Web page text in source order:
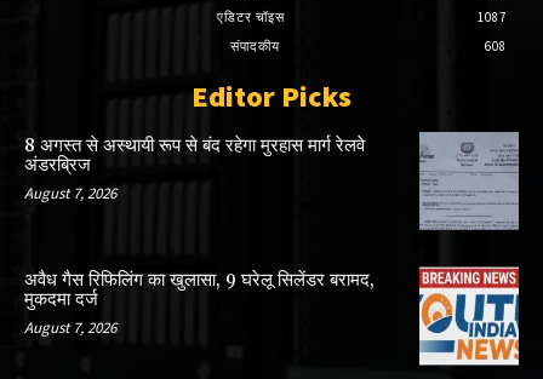
एडिटर चॉइस
1087
संपादकीय
608
Editor Picks
8 अगस्त से अस्थायी रूप से बंद रहेगा मुरहास मार्ग रेलवे
अंडरब्रिज
August 7, 2026
अवैध गैस रिफिलिंग का खुलासा, 9 घरेलू सिलेंडर बरामद,
मुकदमा दर्ज
August 7, 2026